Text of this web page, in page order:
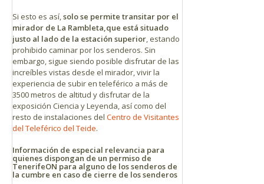
Si esto es así,solo se permite transitar por el
mirador de La Rambleta,que está situado
justo al lado de la estación superior, estando
prohibido caminar por los senderos. Sin
embargo, sigue siendo posible disfrutar de las
increíbles vistas desde el mirador, vivir la
experiencia de subir en teleférico a más de
3500 metros de altitud y disfrutar de la
exposición Ciencia y Leyenda, así como del
resto de instalaciones del Centro de Visitantes
del Teleférico del Teide.
Información de especial relevancia para
quienes dispongan de un permiso de
TenerifeON para alguno de los senderos de
la cumbre en caso de cierre de los senderos